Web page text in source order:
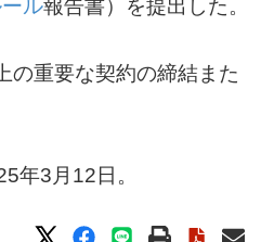
ル報告書）を提出した。
の重要な契約の締結また
年3月12日。